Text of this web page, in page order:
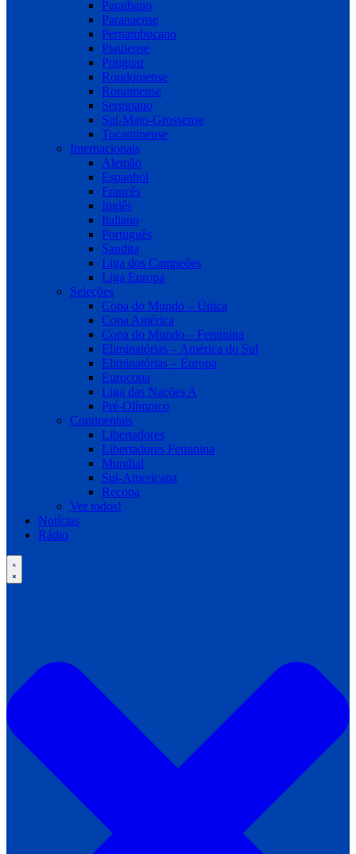
Paraibano
Paranaense
Pernambucano
Piauiense
Potiguar
Rondoniense
Roraimense
Sergipano
Sul-Mato-Grossense
Tocantinense
Internacionais
Alemão
Espanhol
Francês
Inglês
Italiano
Português
Saudita
Liga dos Campeões
Liga Europa
Seleções
Copa do Mundo – Única
Copa América
Copa do Mundo – Feminina
Eliminatórias – América do Sul
Eliminatórias – Europa
Eurocopa
Liga das Nações A
Pré-Olímpico
Continentais
Libertadores
Libertadores Feminina
Mundial
Sul-Americana
Recopa
Ver todos!
Notícias
Rádio